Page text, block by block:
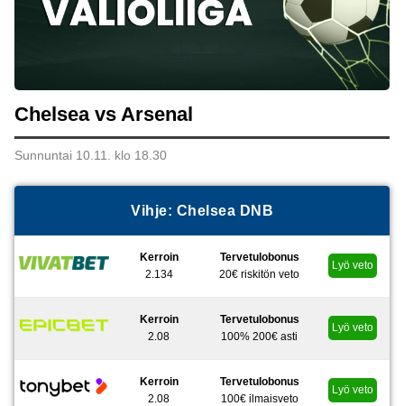
Chelsea vs Arsenal
Sunnuntai 10.11. klo 18.30
Vihje: Chelsea DNB
Kerroin
2.134
Tervetulobonus
20€ riskitön veto
Lyö veto
Kerroin
2.08
Tervetulobonus
100% 200€ asti
Lyö veto
Kerroin
2.08
Tervetulobonus
100€ ilmaisveto
Lyö veto